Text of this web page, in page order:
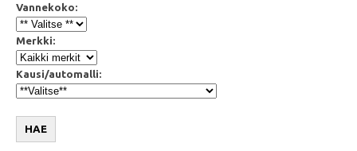
Vannekoko:
Merkki:
Kausi/automalli:
HAE